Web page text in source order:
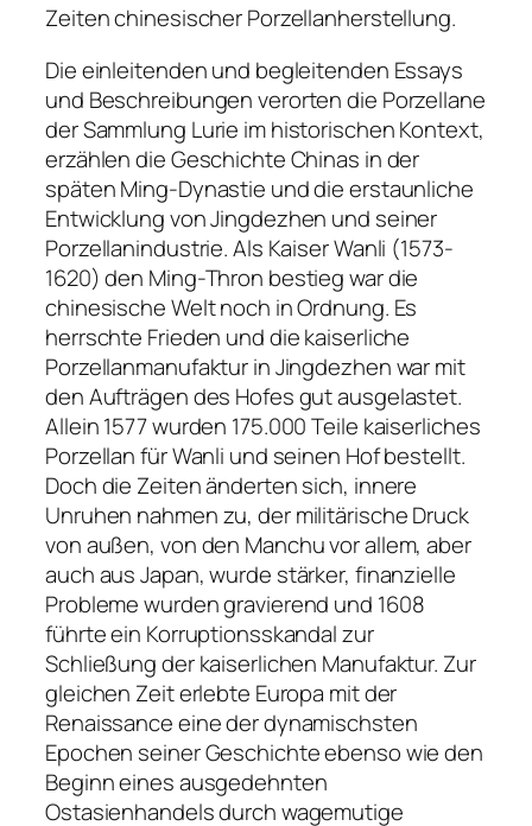
Zeiten chinesischer Porzellanherstellung.
Die einleitenden und begleitenden Essays
und Beschreibungen verorten die Porzellane
der Sammlung Lurie im historischen Kontext,
erzählen die Geschichte Chinas in der
späten Ming-Dynastie und die erstaunliche
Entwicklung von Jingdezhen und seiner
Porzellanindustrie. Als Kaiser Wanli (1573-
1620) den Ming-Thron bestieg war die
chinesische Welt noch in Ordnung. Es
herrschte Frieden und die kaiserliche
Porzellanmanufaktur in Jingdezhen war mit
den Aufträgen des Hofes gut ausgelastet.
Allein 1577 wurden 175.000 Teile kaiserliches
Porzellan für Wanli und seinen Hof bestellt.
Doch die Zeiten änderten sich, innere
Unruhen nahmen zu, der militärische Druck
von außen, von den Manchu vor allem, aber
auch aus Japan, wurde stärker, finanzielle
Probleme wurden gravierend und 1608
führte ein Korruptionsskandal zur
Schließung der kaiserlichen Manufaktur. Zur
gleichen Zeit erlebte Europa mit der
Renaissance eine der dynamischsten
Epochen seiner Geschichte ebenso wie den
Beginn eines ausgedehnten
Ostasienhandels durch wagemutige